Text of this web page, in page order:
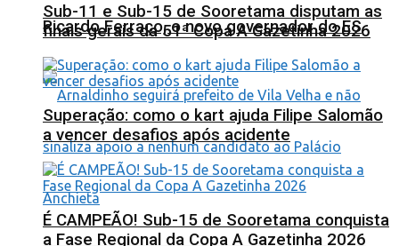
Ricardo Ferraço, o novo governador do ES
Sub-11 e Sub-15 de Sooretama disputam as
finais gerais da 51ª Copa A Gazetinha 2026
Superação: como o kart ajuda Filipe Salomão
a vencer desafios após acidente
É CAMPEÃO! Sub-15 de Sooretama conquista
a Fase Regional da Copa A Gazetinha 2026